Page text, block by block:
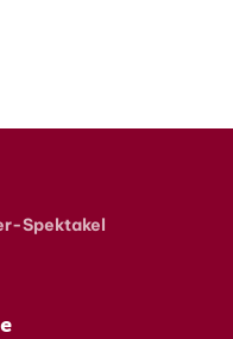
Spektakel